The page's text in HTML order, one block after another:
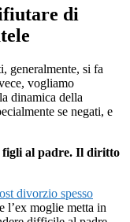
di
generalmente, si fa
vogliamo
dinamica della
se negati, e
figli al padre. Il diritto
divorzio spesso
l’ex moglie metta in